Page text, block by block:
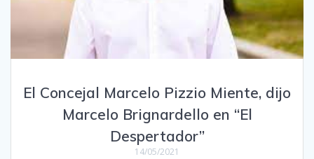
El Concejal Marcelo Pizzio Miente, dijo
Marcelo Brignardello en “El
Despertador”
14/05/2021